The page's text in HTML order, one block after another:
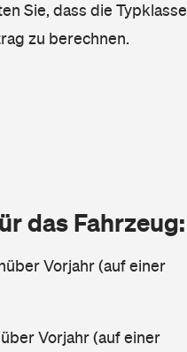
Sie, dass die Typklasse
zu berechnen.
das Fahrzeug:
Vorjahr (auf einer
Vorjahr (auf einer